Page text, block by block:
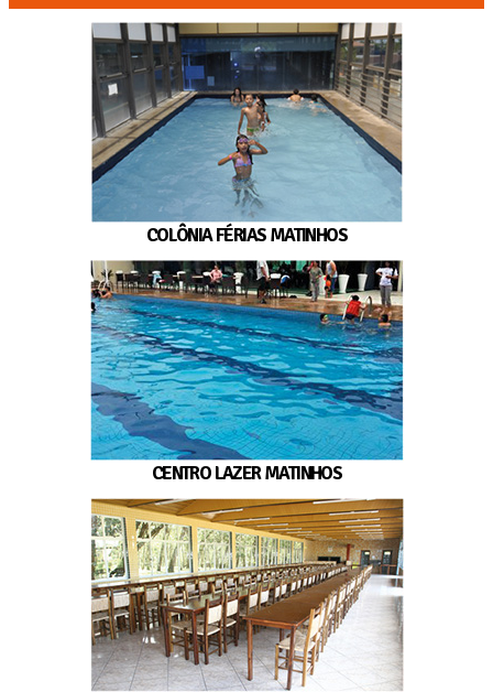
COLÔNIA FÉRIAS MATINHOS
CENTRO LAZER MATINHOS